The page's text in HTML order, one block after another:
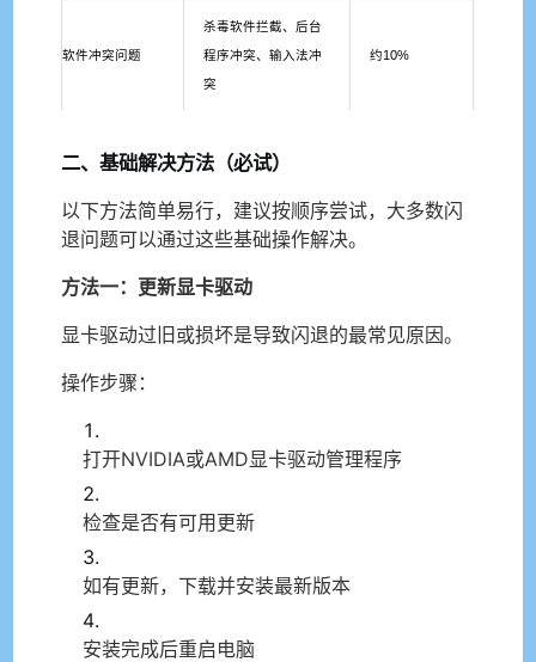
软件冲突问题
杀毒软件拦截、后台
程序冲突、输入法冲
突
约10%
二、基础解决方法（必试）
以下方法简单易行，建议按顺序尝试，大多数闪
退问题可以通过这些基础操作解决。
方法一：更新显卡驱动
显卡驱动过旧或损坏是导致闪退的最常见原因。
操作步骤：
打开NVIDIA或AMD显卡驱动管理程序
检查是否有可用更新
如有更新，下载并安装最新版本
安装完成后重启电脑